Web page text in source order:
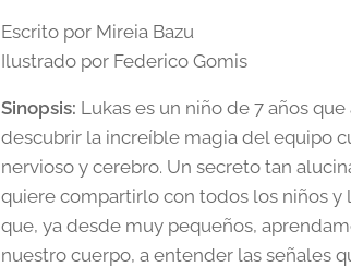
Escrito por Mireia Bazu
Ilustrado por Federico Gomis
Sinopsis: Lukas es un niño de 7 años que
descubrir la increíble magia del equipo
nervioso y cerebro. Un secreto tan
quiere compartirlo con todos los niños y
que, ya desde muy pequeños,
nuestro cuerpo, a entender las señales